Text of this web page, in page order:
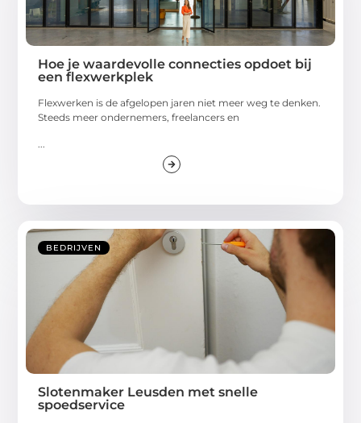
Hoe je waardevolle connecties opdoet bij
een flexwerkplek
Flexwerken is de afgelopen jaren niet meer weg te denken.
Steeds meer ondernemers, freelancers en
BEDRIJVEN
Slotenmaker Leusden met snelle
spoedservice